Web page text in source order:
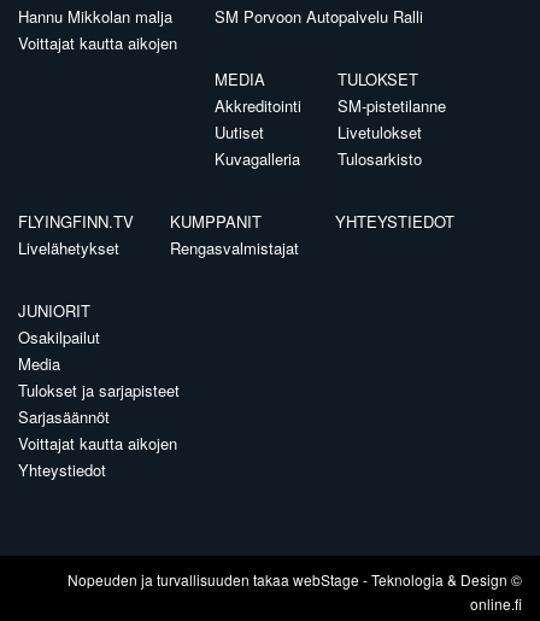
Hannu Mikkolan malja
Voittajat kautta aikojen
SM Porvoon Autopalvelu Ralli
MEDIA
Akkreditointi
Uutiset
Kuvagalleria
TULOKSET
SM-pistetilanne
Livetulokset
Tulosarkisto
FLYINGFINN.TV
Livelähetykset
KUMPPANIT
Rengasvalmistajat
YHTEYSTIEDOT
JUNIORIT
Osakilpailut
Media
Tulokset ja sarjapisteet
Sarjasäännöt
Voittajat kautta aikojen
Yhteystiedot
Nopeuden ja turvallisuuden takaa webStage- Teknologia & Design ©
online.fi